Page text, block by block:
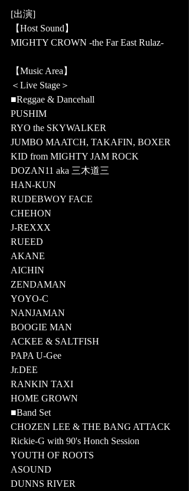
[出演]
【Host Sound】
MIGHTY CROWN -the Far East Rulaz-
【Music Area】
＜Live Stage＞
■Reggae & Dancehall
PUSHIM
RYO the SKYWALKER
JUMBO MAATCH, TAKAFIN, BOXER
KID from MIGHTY JAM ROCK
DOZAN11 aka 三木道三
HAN-KUN
RUDEBWOY FACE
CHEHON
J-REXXX
RUEED
AKANE
AICHIN
ZENDAMAN
YOYO-C
NANJAMAN
BOOGIE MAN
ACKEE & SALTFISH
PAPA U-Gee
Jr.DEE
RANKIN TAXI
HOME GROWN
■Band Set
CHOZEN LEE & THE BANG ATTACK
Rickie-G with 90's Honch Session
YOUTH OF ROOTS
ASOUND
DUNNS RIVER